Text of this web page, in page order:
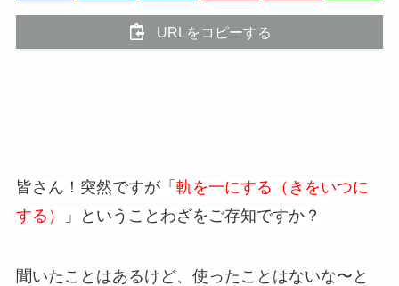
URLをコピーする
皆さん！突然ですが「 軌を一にする（きをいつに
する）
」ということわざをご存知ですか？
聞いたことはあるけど、使ったことはないな〜と